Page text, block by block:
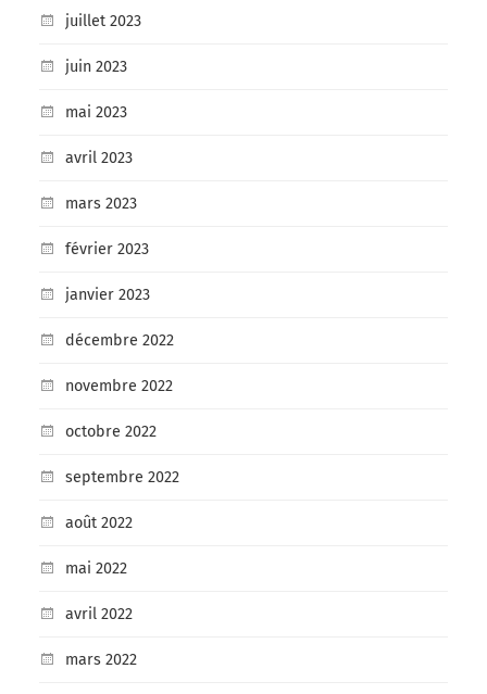
juillet 2023
juin 2023
mai 2023
avril 2023
mars 2023
février 2023
janvier 2023
décembre 2022
novembre 2022
octobre 2022
septembre 2022
août 2022
mai 2022
avril 2022
mars 2022